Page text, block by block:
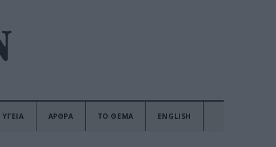
ΥΓΕΙΑ ΑΡΘΡΑ ΤΟ ΘΕΜΑ ENGLISH